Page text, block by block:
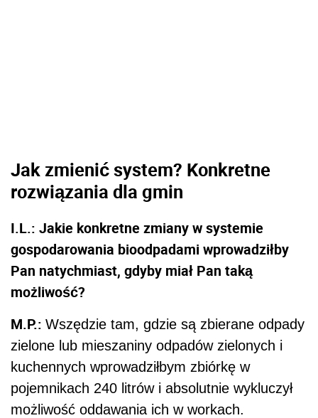
Jak zmienić system? Konkretne
rozwiązania dla gmin
I.L.: Jakie konkretne zmiany w systemie
gospodarowania bioodpadami wprowadziłby
Pan natychmiast, gdyby miał Pan taką
możliwość?
M.P.: Wszędzie tam, gdzie są zbierane odpady
zielone lub mieszaniny odpadów zielonych i
kuchennych wprowadziłbym zbiórkę w
pojemnikach 240 litrów i absolutnie wykluczył
możliwość oddawania ich w workach.